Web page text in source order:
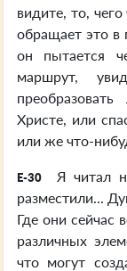
видите, то,
обращает это в
он пытается
маршрут,
Христе, или
или же что-
E-30
Я читал
разместили...
Где они сейчас
различных
что могут